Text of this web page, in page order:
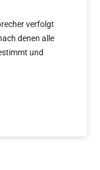
verfolgt
denen alle
und